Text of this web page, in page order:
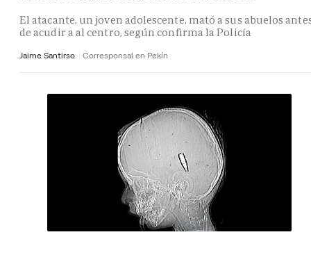
El atacante, un joven adolescente, mató a sus abuelos
de acudir a al centro, según confirma la Policía
Jaime Santirso Corresponsal en Pekín